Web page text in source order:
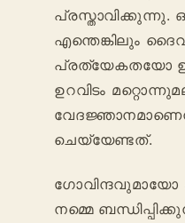
പ്രസ്താവിക്കുന്നു.
എന്തെങ്കിലും
പ്രത്യേകതയോ
ഉറവിടം
ചെയ്യേണ്ടത്.
നമ്മെ